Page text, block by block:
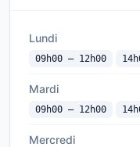
Lundi
09h00 — 12h00
Mardi
09h00 — 12h00
Mercredi